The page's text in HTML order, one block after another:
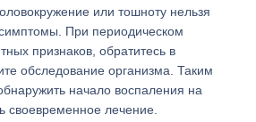
или тошноту нельзя
При периодическом
признаков, обратитесь в
обследование организма. Таким
начало воспаления на
своевременное лечение.